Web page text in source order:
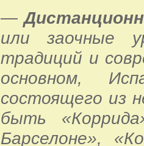
—
или заочные
традиций и
основном,
состоящего из
быть
Барселоне»,